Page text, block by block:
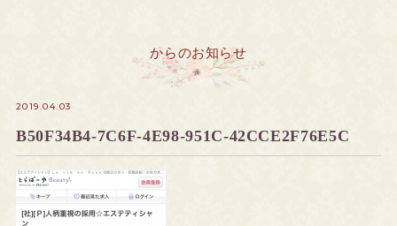
からのお知らせ
2019.04.03
B50F34B4-7C6F-4E98-951C-42CCE2F76E5C